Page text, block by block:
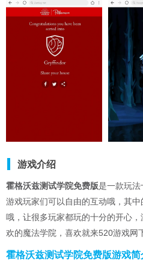
游戏介绍
霍格沃兹测试学院免费版是一款玩法
游戏玩家们可以自由的互动哦，其
哦，让很多玩家都玩的十分的开心
欢的魔法学院，喜欢就来520游戏网
霍格沃兹测试学院免费版游戏简